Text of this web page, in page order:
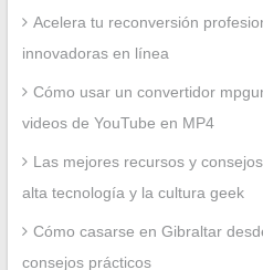
Acelera tu reconversión
innovadoras en línea
Cómo usar un convertidor
videos de YouTube en MP4
Las mejores recursos y
alta tecnología y la cultura geek
Cómo casarse en Gibraltar
consejos prácticos